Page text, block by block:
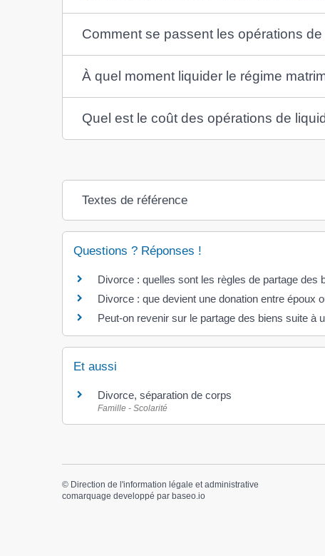
Comment se passent les opérations
À quel moment liquider le régime
Quel est le coût des opérations de
Textes de référence
Questions ? Réponses !
Divorce : quelles sont les règles de partage des
Divorce : que devient une donation entre époux
Peut-on revenir sur le partage des biens suite à
Et aussi
Divorce, séparation de corps
Famille - Scolarité
© Direction de l'information légale et administrative
comarquage developpé par baseo.io